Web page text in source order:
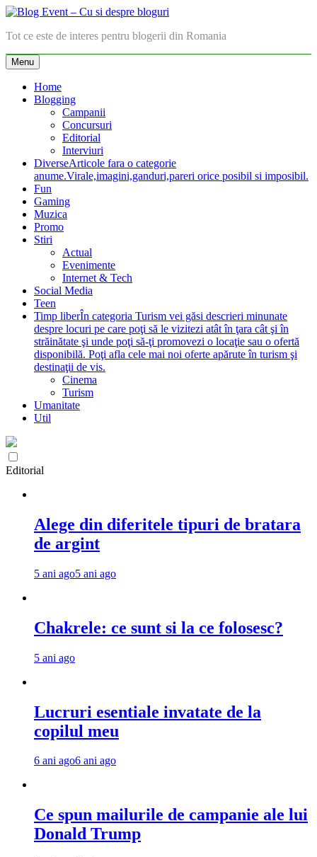
Skip
content
Blog Event – Cu si despre bloguri
Tot ce este de interes pentru blogerii din Romania
Menu
Home
Blogging
Campanii
Concursuri
Editorial
Interviuri
DiverseArticole fara o categorie
anume.Virale,imagini,ganduri,pareri orice posibil si imposibil.
Fun
Gaming
Muzica
Promo
Stiri
Actual
Evenimente
Internet & Tech
Social Media
Teen
Timp liberÎn categoria Turism vei găsi descrieri minunate
despre locuri pe care poţi să le vizitezi atât în ţara cât şi în
străinătate şi unde poţi să-ţi promovezi o locaţie sau o ofertă
disponibilă. Poţi afla cele mai noi oferte apărute în turism şi
destinaţii de vis.
Cinema
Turism
Umanitate
Util
Editorial
Alege din diferitele tipuri de bratara
de argint
5 ani ago5 ani ago
Chakrele: ce sunt si la ce folosesc?
5 ani ago
Lucruri esentiale invatate de la
copilul meu
6 ani ago6 ani ago
Ce spun mailurile de campanie ale lui
Donald Trump